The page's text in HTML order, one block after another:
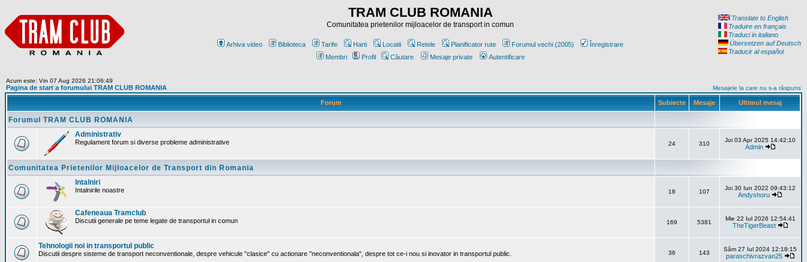
TRAM CLUB ROMANIA
Comunitatea prietenilor mijloacelor de transport in comun
Arhiva video Biblioteca Tarife Harti Locatii Retele Planificator rute Forumul vechi (2005)
Înregistrare
Membri
Profil Căutare Mesaje private Autentificare
Translate to English
Traduire en français
Traduci in italiano
Übersetzen auf Deutsch
Traducir al español
Acum este: Vin 07 Aug 2026 21:06:49
Pagina de start a forumului TRAM CLUB ROMANIA Mesajele la care nu s-a răspuns
Forum Subiecte Mesaje Ultimul mesaj
Forumul TRAM CLUB ROMANIA
Administrativ
Regulament forum si diverse probleme administrative 24 310
Joi 03 Apr 2025 14:42:10
Admin
Comunitatea Prietenilor Mijloacelor de Transport din Romania
Intalniri
Intalnirile noastre 18 107
Joi 30 Iun 2022 09:43:12
Andyshoru
Cafeneaua Tramclub
Discutii generale pe teme legate de transportul in comun 169 5381
Mie 22 Iul 2026 12:54:41
TheTigerBeast
Tehnologii noi in transportul public
Discutii despre sisteme de transport neconventionale, despre vehicule "clasice" cu actionare "neconventionala", despre tot ce-i nou si inovator in transportul public. 36 143
Sâm 27 Iul 2024 12:18:15
paraschivrazvan25